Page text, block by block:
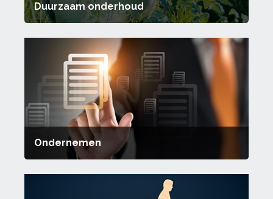
Duurzaam onderhoud
Ondernemen